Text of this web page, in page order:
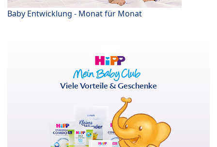
Baby Entwicklung - Monat für Monat
Viele Vorteile & Geschenke